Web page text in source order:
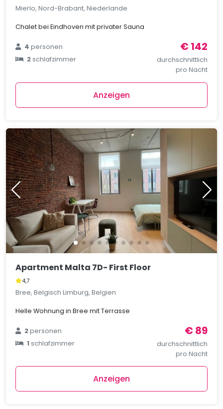
Mierlo, Nord-Brabant, Niederlande
Chalet bei Eindhoven mit privater Sauna
4personen
2schlafzimmer
€ 142
durchschnittlich
pro Nacht
Anzeigen
Apartment Malta 7D- First Floor
4,7
Bree, Belgisch Limburg, Belgien
Helle Wohnung in Bree mit Terrasse
2personen
1schlafzimmer
€ 89
durchschnittlich
pro Nacht
Anzeigen